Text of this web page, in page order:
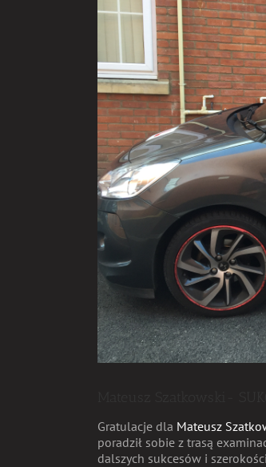
Gratulacje dla Mateusz
poradził sobie z trasą
dalszych sukcesów i